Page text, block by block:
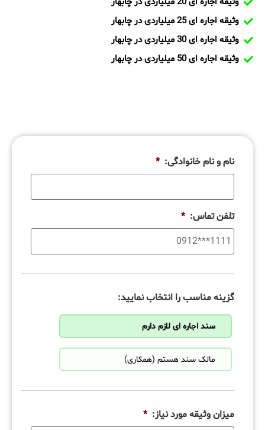
وثیقه اجاره ای 25 میلیاردی در چابهار
وثیقه اجاره ای 30 میلیاردی در چابهار
وثیقه اجاره ای 50 میلیاردی در چابهار
نام و نام خانوادگی: *
تلفن تماس: *
گزینه مناسب را انتخاب نمایید:
سند اجاره ای لازم دارم
مالک سند هستم (همکاری)
میزان وثیقه مورد نیاز: *